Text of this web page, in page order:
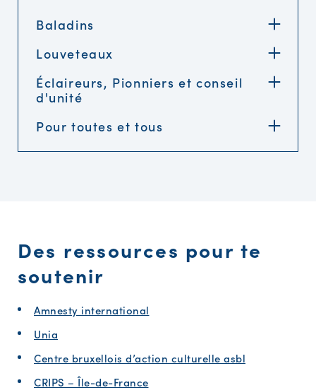
Baladins
Louveteaux
Éclaireurs, Pionniers et conseil
d'unité
Pour toutes et tous
Des ressources pour te
soutenir
Amnesty international
Unia
Centre bruxellois d’action culturelle asbl
CRIPS – Île-de-France